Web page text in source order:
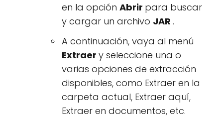
en la opción Abrir para buscar
y cargar un archivo JAR .
A continuación, vaya al menú
Extraer y seleccione una o
varias opciones de extracción
disponibles, como Extraer en la
carpeta actual, Extraer aquí,
Extraer en documentos, etc.